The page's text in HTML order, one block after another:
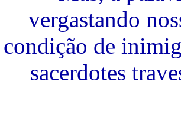
vergastando
condição de
sacerdotes